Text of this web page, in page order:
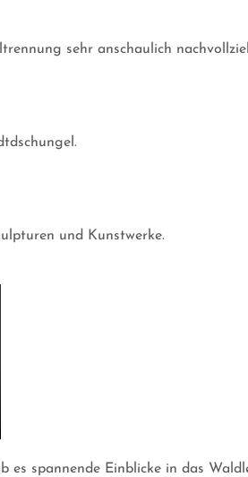
sehr anschaulich
und Kunstwerke.
spannende Einblicke in das